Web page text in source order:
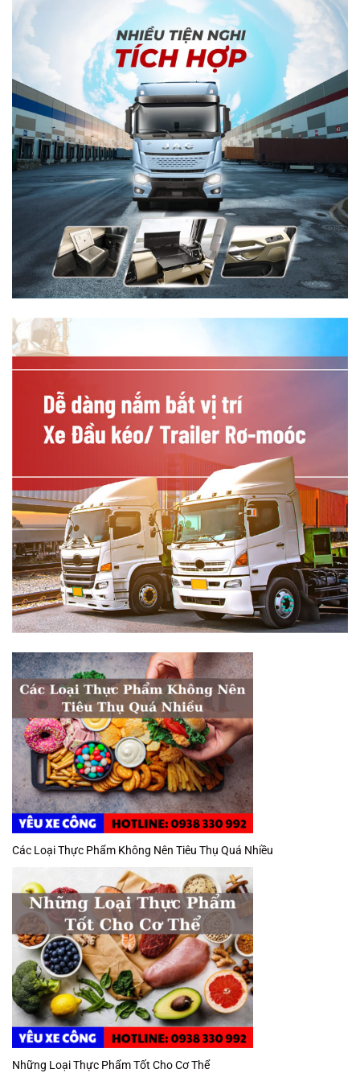
Các Loại Thực Phẩm Không Nên Tiêu Thụ Quá Nhiều
Những Loại Thực Phẩm Tốt Cho Cơ Thể